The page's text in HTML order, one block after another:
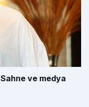
Sahne ve medya